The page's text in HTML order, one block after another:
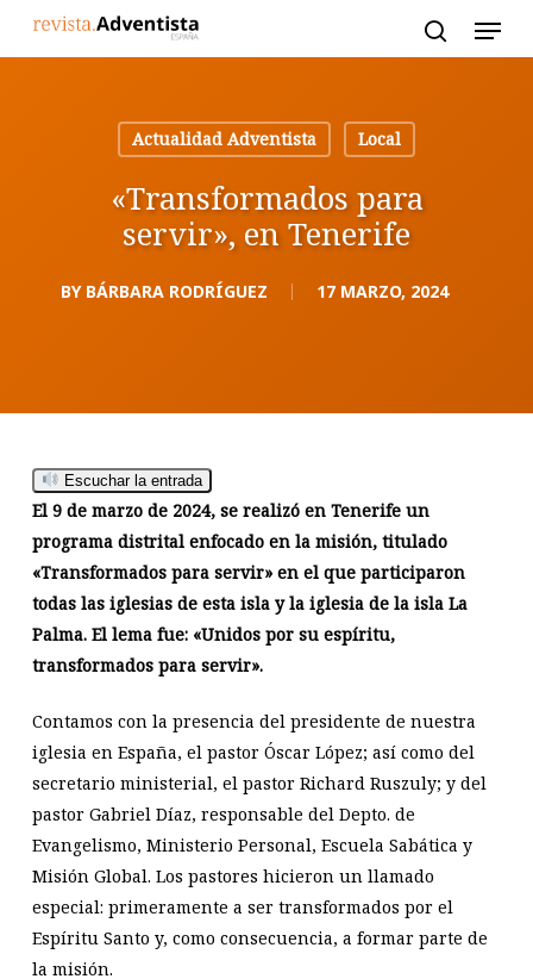
Actualidad Adventista
Local
«Transformados para
servir», en Tenerife
BY BÁRBARA RODRÍGUEZ 17 MARZO, 2024
Escuchar la entrada
El 9 de marzo de 2024, se realizó en Tenerife un
programa distrital enfocado en la misión, titulado
«Transformados para servir» en el que participaron
todas las iglesias de esta isla y la iglesia de la isla La
Palma. El lema fue: «Unidos por su espíritu,
transformados para servir».
Contamos con la presencia del presidente de nuestra
iglesia en España, el pastor Óscar López; así como del
secretario ministerial, el pastor Richard Ruszuly; y del
pastor Gabriel Díaz, responsable del Depto. de
Evangelismo, Ministerio Personal, Escuela Sabática y
Misión Global. Los pastores hicieron un llamado
especial: primeramente a ser transformados por el
Espíritu Santo y, como consecuencia, a formar parte de
la misión.